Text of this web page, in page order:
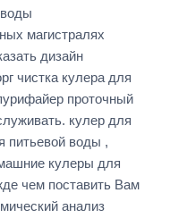
магистралях
дизайн
чистка кулера для
проточный
кулер для
питьевой воды ,
кулеры для
чем поставить Вам
анализ